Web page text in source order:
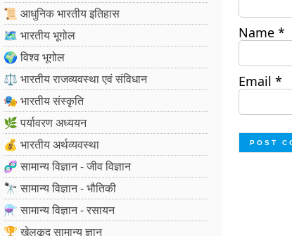
📜 आधुनिक भारतीय इतिहास
🗺️ भारतीय भूगोल
🌍 विश्व भूगोल
⚖️ भारतीय राजव्यवस्था एवं संविधान
🎭 भारतीय संस्कृति
🌿 पर्यावरण अध्ययन
💰 भारतीय अर्थव्यवस्था
🧬 सामान्य विज्ञान - जीव विज्ञान
🔭 सामान्य विज्ञान - भौतिकी
⚗️ सामान्य विज्ञान - रसायन
🏆 खेलकूद सामान्य ज्ञान
Name *
Email *